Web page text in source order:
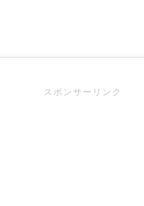
スポンサーリンク